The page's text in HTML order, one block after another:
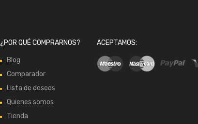
¿POR QUÉ COMPRARNOS?
Blog
Comparador
Lista de deseos
Quienes somos
Tienda
ACEPTAMOS: